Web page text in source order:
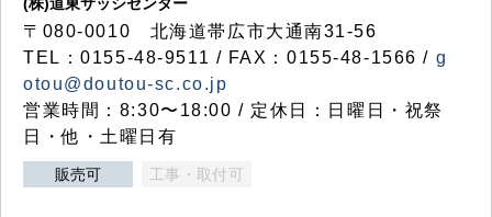
〒080-0010 北海道帯広市大通南31-56
TEL：0155-48-9511 / FAX：0155-48-1566 / g
otou@doutou-sc.co.jp
営業時間：8:30〜18:00 / 定休日：日曜日・祝祭
日・他・土曜日有
販売可 工事・取付可